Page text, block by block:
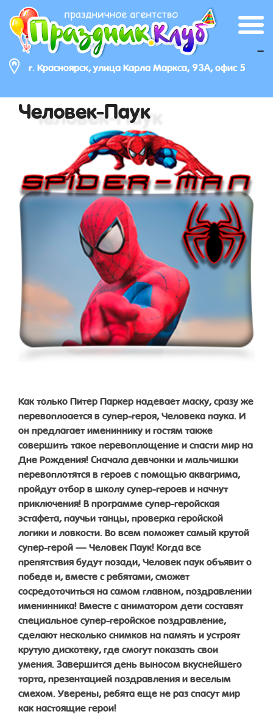
г. Красноярск, улица Карла Маркса, 93А, офис 5
_
Человек-Паук
Как только Питер Паркер надевает маску, сразу же
перевоплоается в супер-героя, Человека паука. И
он предлагает имениннику и гостям также
совершить такое перевоплощение и спасти мир на
Дне Рождения! Сначала девчонки и мальчишки
перевоплотятся в героев с помощью аквагрима,
пройдут отбор в школу супер-героев и начнут
приключения! В программе супер-геройская
эстафета, паучьи танцы, проверка геройской
логики и ловкости. Во всем поможет самый крутой
супер-герой — Человек Паук! Когда все
препятствия будут позади, Человек паук объявит о
победе и, вместе с ребятами, сможет
сосредоточиться на самом главном, поздравлении
именинника! Вместе с аниматором дети составят
специальное супер-геройское поздравление,
сделают несколько снимков на память и устроят
крутую дискотеку, где смогут показать свои
умения. Завершится день выносом вкуснейшего
торта, презентацией поздравления и веселым
смехом. Уверены, ребята еще не раз спасут мир
как настоящие герои!